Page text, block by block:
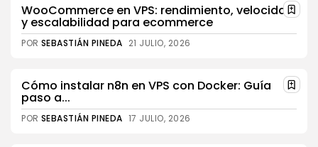
WooCommerce en VPS: rendimiento, velocidad
y escalabilidad para ecommerce
POR SEBASTIÁN PINEDA 21 JULIO, 2026
Cómo instalar n8n en VPS con Docker: Guía
paso a...
POR SEBASTIÁN PINEDA 17 JULIO, 2026